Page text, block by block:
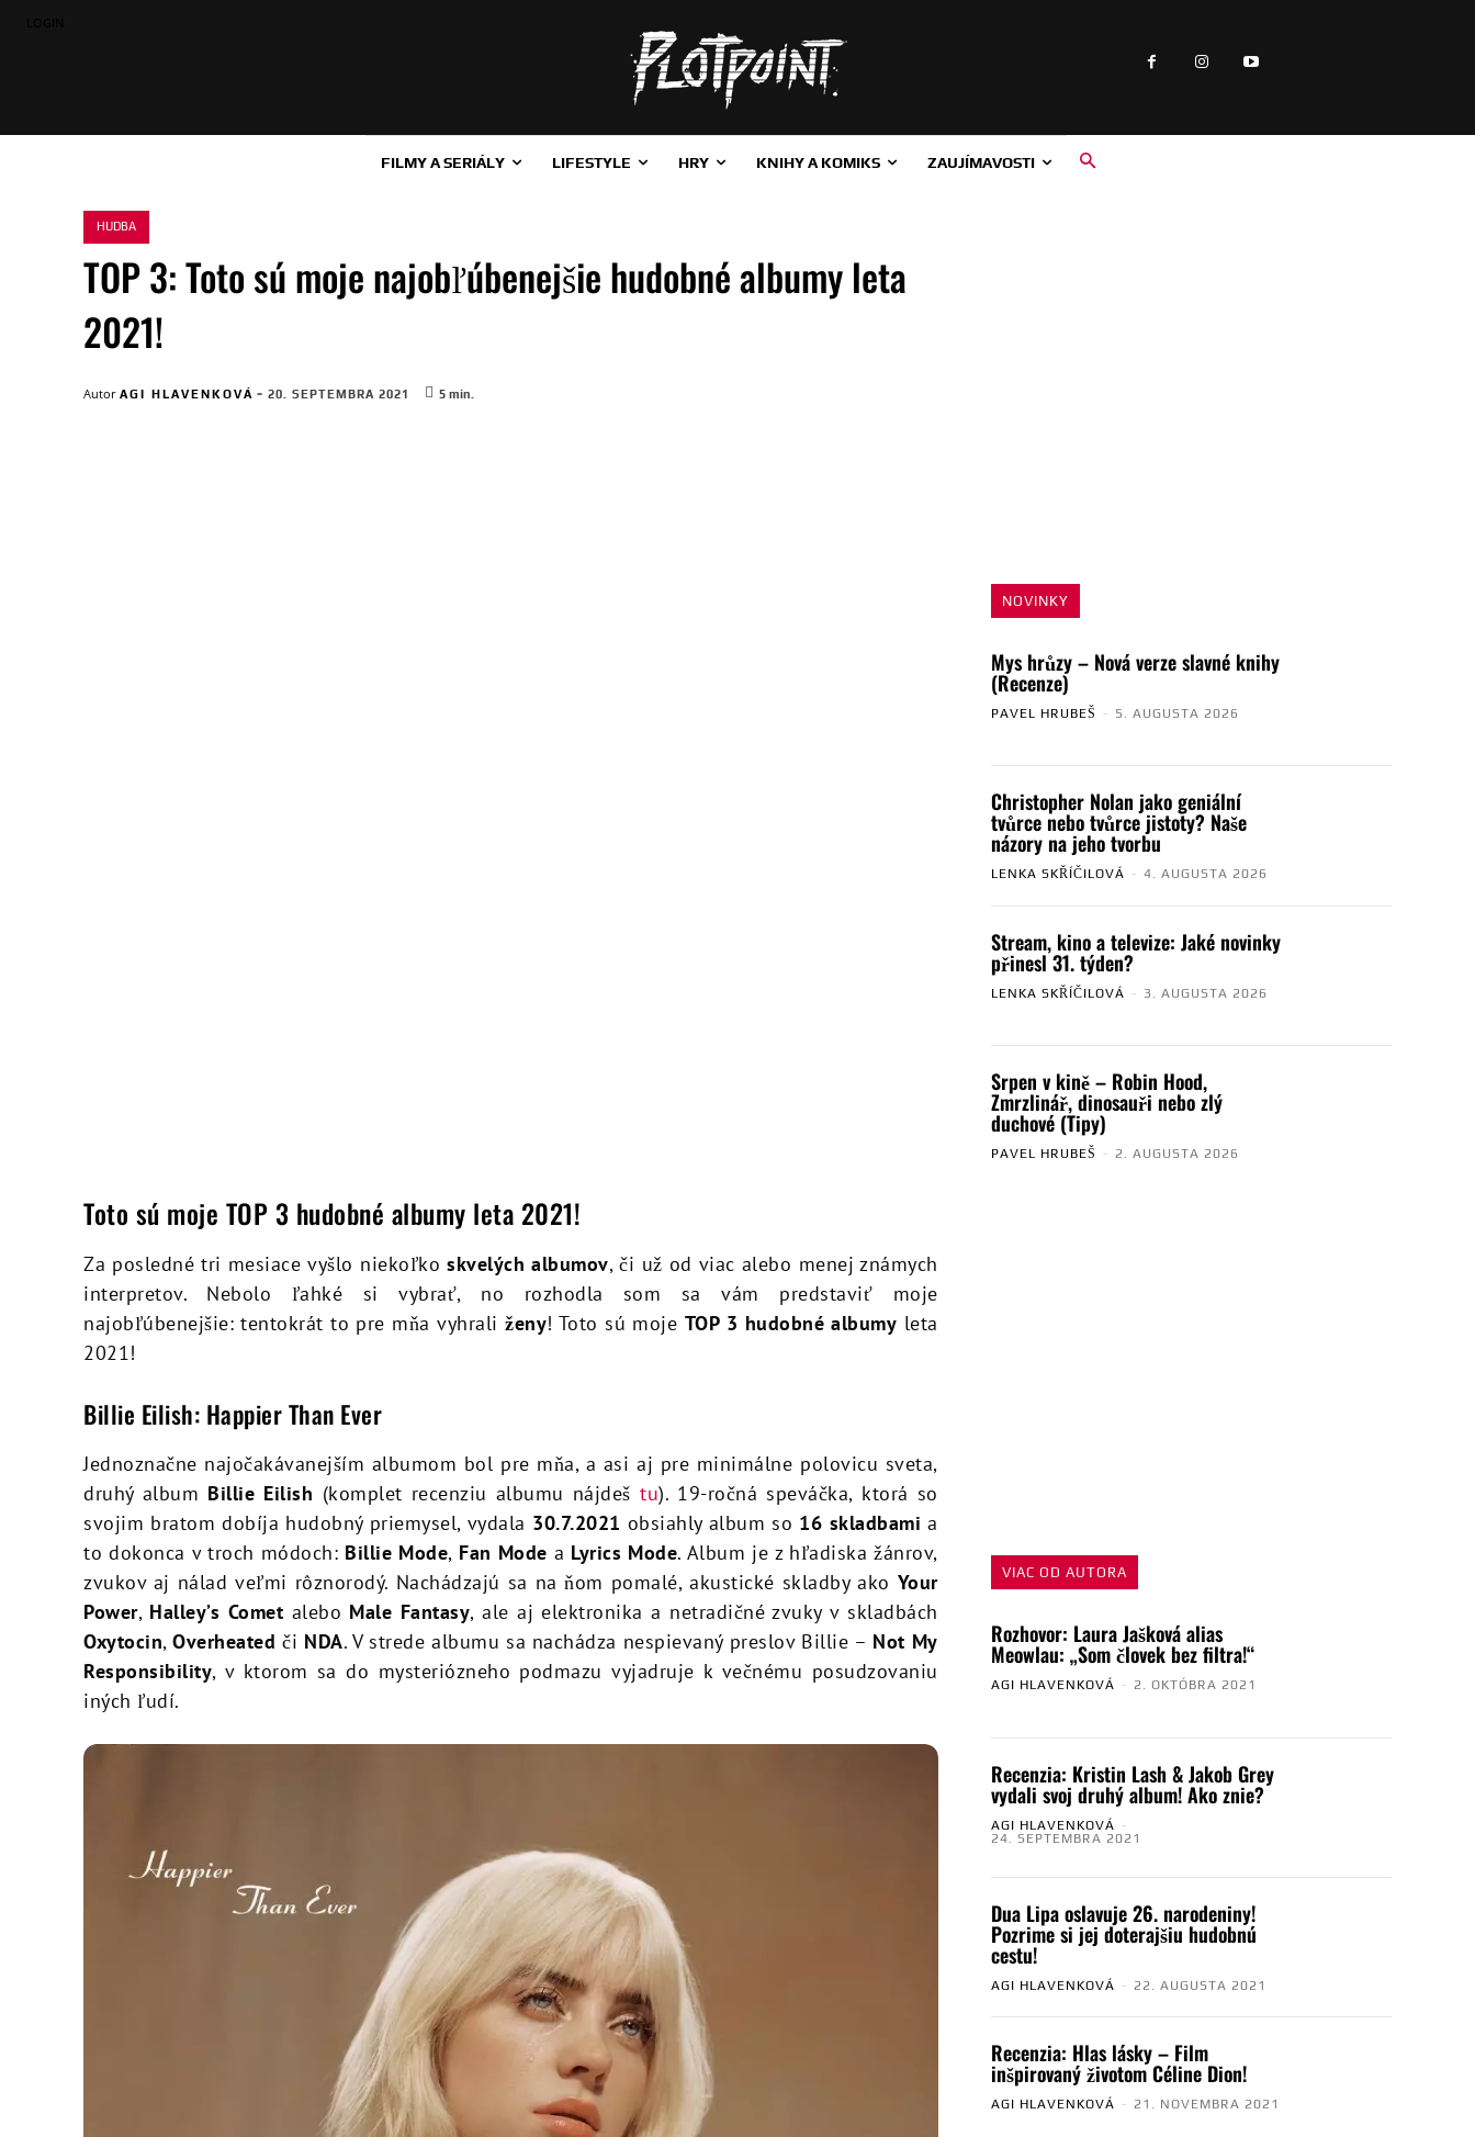
FILMY A SERIÁLY LIFESTYLE HRY KNIHY A KOMIKS ZAUJÍMAVOSTI
HUDBA
TOP 3: Toto sú moje najobľúbenejšie hudobné albumy leta
2021!
Autor AGI HLAVENKOVÁ - 20. SEPTEMBRA 2021 5 min.
NOVINKY
Mys hrůzy – Nová verze slavné knihy
(Recenze)
PAVEL HRUBEŠ - 5. AUGUSTA 2026
Christopher Nolan jako geniální
tvůrce nebo tvůrce jistoty? Naše
názory na jeho tvorbu
LENKA SKŘÍČILOVÁ - 4. AUGUSTA 2026
Stream, kino a televize: Jaké novinky
přinesl 31. týden?
LENKA SKŘÍČILOVÁ - 3. AUGUSTA 2026
Srpen v kině – Robin Hood,
Zmrzlinář, dinosauři nebo zlý
duchové (Tipy)
PAVEL HRUBEŠ - 2. AUGUSTA 2026
Toto sú moje TOP 3 hudobné albumy leta 2021!
Za posledné tri mesiace vyšlo niekoľkoskvelých albumov, či už od viac alebo menej známych
interpretov. Nebolo ľahké si vybrať, no rozhodla som sa vám predstaviť moje
najobľúbenejšie: tentokrát to pre mňa vyhrali ženy! Toto sú moje TOP 3 hudobné albumy leta
2021!
Billie Eilish: Happier Than Ever
Jednoznačne najočakávanejším albumom bol pre mňa, a asi aj pre minimálne polovicu sveta,
druhý album Billie Eilish (komplet recenziu albumu nájdeštu). 19-ročná speváčka, ktorá so
svojim bratom dobíja hudobný priemysel, vydala 30.7.2021 obsiahly album so 16 skladbami a
to dokonca v troch módoch: Billie Mode, Fan Mode a Lyrics Mode. Album je z hľadiska žánrov,
zvukov aj nálad veľmi rôznorodý. Nachádzajú sa na ňom pomalé, akustické skladby ako Your
Power, Halley’s Comet alebo Male Fantasy, ale aj elektronika a netradičné zvuky v skladbách
Oxytocin,Overheated či NDA. V strede albumu sa nachádza nespievaný preslov Billie – Not My
Responsibility, v ktorom sa do mysteriózneho podmazu vyjadruje k večnému posudzovaniu
iných ľudí.
VIAC OD AUTORA
Rozhovor: Laura Jašková alias
Meowlau: „Som človek bez filtra!“
AGI HLAVENKOVÁ - 2. OKTÓBRA 2021
Recenzia: Kristin Lash & Jakob Grey
vydali svoj druhý album! Ako znie?
AGI HLAVENKOVÁ
-
24. SEPTEMBRA 2021
Dua Lipa oslavuje 26. narodeniny!
Pozrime si jej doterajšiu hudobnú
cestu!
AGI HLAVENKOVÁ - 22. AUGUSTA 2021
Recenzia: Hlas lásky – Film
inšpirovaný životom Céline Dion!
AGI HLAVENKOVÁ - 21. NOVEMBRA 2021